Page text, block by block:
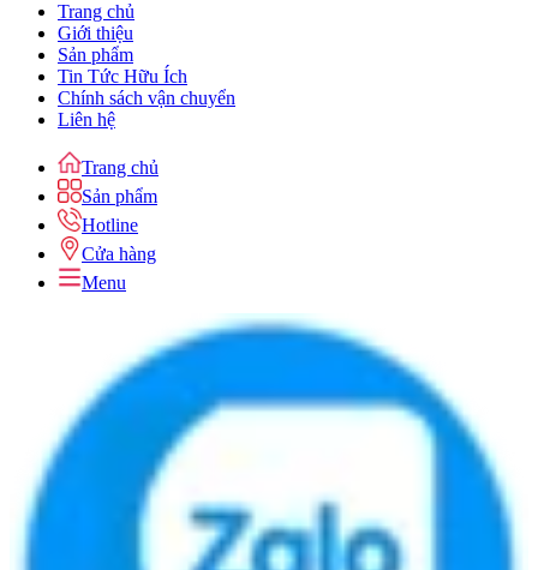
Trang chủ
Giới thiệu
Sản phẩm
Tin Tức Hữu Ích
Chính sách vận chuyển
Liên hệ
Trang chủ
Sản phẩm
Hotline
Cửa hàng
Menu